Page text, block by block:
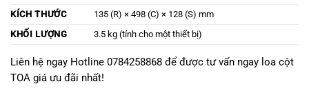
KÍCH THƯỚC
135 (R) × 498 (C) × 128 (S) mm
KHỐI LƯỢNG
3.5 kg (tính cho một thiết bị)
Liên hệ ngay Hotline 0784258868 để được tư vấn ngay loa cột
TOA giá ưu đãi nhất!